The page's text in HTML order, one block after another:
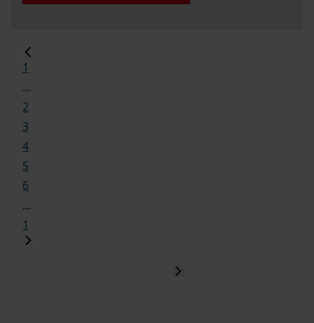
1
...
2
3
4
5
6
...
1